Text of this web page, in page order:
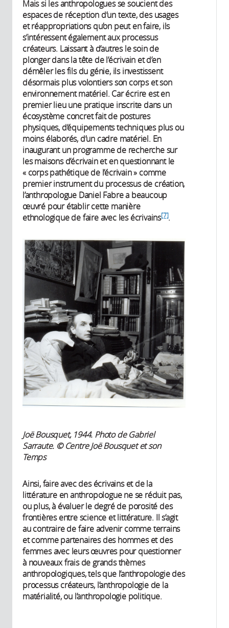
Mais si les anthropologues se soucient des
espaces de réception d’un texte, des usages
et réappropriations qu’on peut en faire, ils
s’intéressent également aux processus
créateurs. Laissant à d’autres le soin de
plonger dans la tête de l’écrivain et d’en
démêler les fils du génie, ils investissent
désormais plus volontiers son corps et son
environnement matériel. Car écrire est en
premier lieu une pratique inscrite dans un
écosystème concret fait de postures
physiques, d’équipements techniques plus ou
moins élaborés, d’un cadre matériel. En
inaugurant un programme de recherche sur
les maisons d’écrivain et en questionnant le
« corps pathétique de l’écrivain » comme
premier instrument du processus de création,
l’anthropologue Daniel Fabre a beaucoup
œuvré pour établir cette manière
ethnologique de faire avec les écrivains[7].
Joë Bousquet, 1944. Photo de Gabriel
Sarraute. © Centre Joë Bousquet et son
Temps
Ainsi, faire avec des écrivains et de la
littérature en anthropologue ne se réduit pas,
ou plus, à évaluer le degré de porosité des
frontières entre science et littérature. Il s’agit
au contraire de faire advenir comme terrains
et comme partenaires des hommes et des
femmes avec leurs œuvres pour questionner
à nouveaux frais de grands thèmes
anthropologiques, tels que l’anthropologie des
processus créateurs, l’anthropologie de la
matérialité, ou l’anthropologie politique.